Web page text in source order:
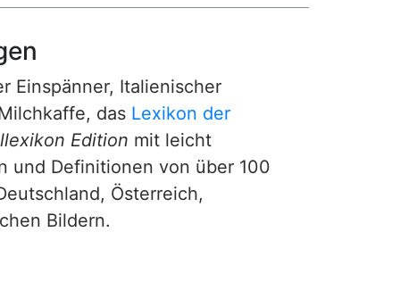
Einspänner, Italienischer
das Lexikon der
Edition mit leicht
und Definitionen von über 100
Österreich,
Bildern.